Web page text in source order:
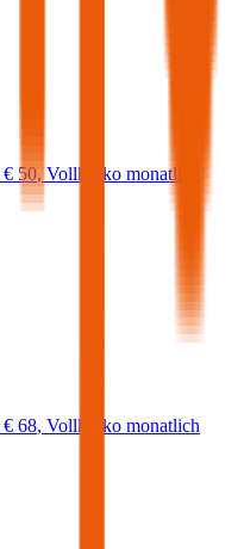
€ 50,Vollkasko monatlich
€ 68, Vollkasko monatlich